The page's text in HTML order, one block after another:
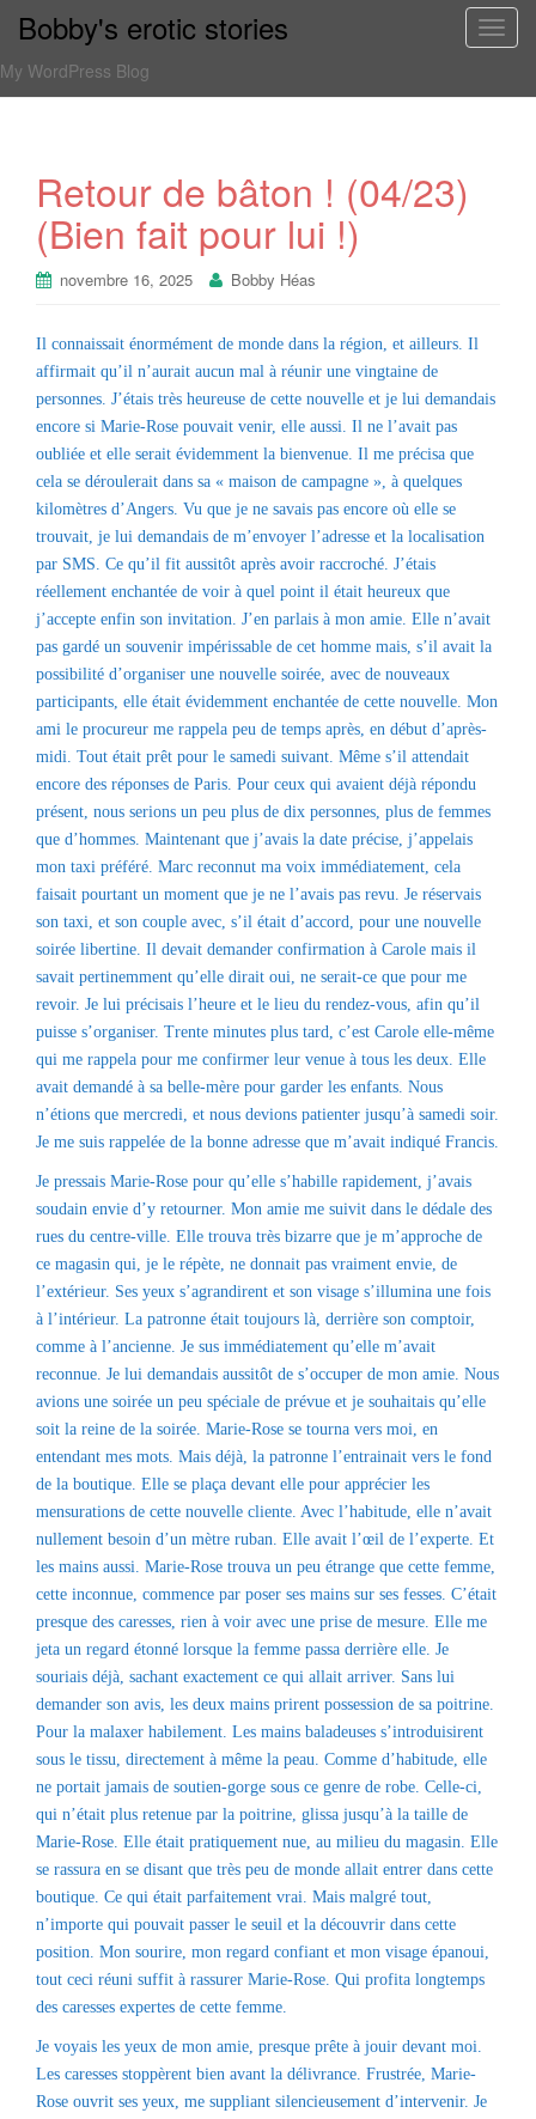
T
Bobby's erotic stories
My WordPress Blog
Retour de bâton ! (04/23)
(Bien fait pour lui !)
novembre 16, 2025 Bobby Héas
Il connaissait énormément de monde dans la région, et ailleurs. Il
affirmait qu’il n’aurait aucun mal à réunir une vingtaine de
personnes. J’étais très heureuse de cette nouvelle et je lui demandais
encore si Marie-Rose pouvait venir, elle aussi. Il ne l’avait pas
oubliée et elle serait évidemment la bienvenue. Il me précisa que
cela se déroulerait dans sa « maison de campagne », à quelques
kilomètres d’Angers. Vu que je ne savais pas encore où elle se
trouvait, je lui demandais de m’envoyer l’adresse et la localisation
par SMS. Ce qu’il fit aussitôt après avoir raccroché. J’étais
réellement enchantée de voir à quel point il était heureux que
j’accepte enfin son invitation. J’en parlais à mon amie. Elle n’avait
pas gardé un souvenir impérissable de cet homme mais, s’il avait la
possibilité d’organiser une nouvelle soirée, avec de nouveaux
participants, elle était évidemment enchantée de cette nouvelle. Mon
ami le procureur me rappela peu de temps après, en début d’après-
midi. Tout était prêt pour le samedi suivant. Même s’il attendait
encore des réponses de Paris. Pour ceux qui avaient déjà répondu
présent, nous serions un peu plus de dix personnes, plus de femmes
que d’hommes. Maintenant que j’avais la date précise, j’appelais
mon taxi préféré. Marc reconnut ma voix immédiatement, cela
faisait pourtant un moment que je ne l’avais pas revu. Je réservais
son taxi, et son couple avec, s’il était d’accord, pour une nouvelle
soirée libertine. Il devait demander confirmation à Carole mais il
savait pertinemment qu’elle dirait oui, ne serait-ce que pour me
revoir. Je lui précisais l’heure et le lieu du rendez-vous, afin qu’il
puisse s’organiser. Trente minutes plus tard, c’est Carole elle-même
qui me rappela pour me confirmer leur venue à tous les deux. Elle
avait demandé à sa belle-mère pour garder les enfants. Nous
n’étions que mercredi, et nous devions patienter jusqu’à samedi soir.
Je me suis rappelée de la bonne adresse que m’avait indiqué Francis.
Je pressais Marie-Rose pour qu’elle s’habille rapidement, j’avais
soudain envie d’y retourner. Mon amie me suivit dans le dédale des
rues du centre-ville. Elle trouva très bizarre que je m’approche de
ce magasin qui, je le répète, ne donnait pas vraiment envie, de
l’extérieur. Ses yeux s’agrandirent et son visage s’illumina une fois
à l’intérieur. La patronne était toujours là, derrière son comptoir,
comme à l’ancienne. Je sus immédiatement qu’elle m’avait
reconnue. Je lui demandais aussitôt de s’occuper de mon amie. Nous
avions une soirée un peu spéciale de prévue et je souhaitais qu’elle
soit la reine de la soirée. Marie-Rose se tourna vers moi, en
entendant mes mots. Mais déjà, la patronne l’entrainait vers le fond
de la boutique. Elle se plaça devant elle pour apprécier les
mensurations de cette nouvelle cliente. Avec l’habitude, elle n’avait
nullement besoin d’un mètre ruban. Elle avait l’œil de l’experte. Et
les mains aussi. Marie-Rose trouva un peu étrange que cette femme,
cette inconnue, commence par poser ses mains sur ses fesses. C’était
presque des caresses, rien à voir avec une prise de mesure. Elle me
jeta un regard étonné lorsque la femme passa derrière elle. Je
souriais déjà, sachant exactement ce qui allait arriver. Sans lui
demander son avis, les deux mains prirent possession de sa poitrine.
Pour la malaxer habilement. Les mains baladeuses s’introduisirent
sous le tissu, directement à même la peau. Comme d’habitude, elle
ne portait jamais de soutien-gorge sous ce genre de robe. Celle-ci,
qui n’était plus retenue par la poitrine, glissa jusqu’à la taille de
Marie-Rose. Elle était pratiquement nue, au milieu du magasin. Elle
se rassura en se disant que très peu de monde allait entrer dans cette
boutique. Ce qui était parfaitement vrai. Mais malgré tout,
n’importe qui pouvait passer le seuil et la découvrir dans cette
position. Mon sourire, mon regard confiant et mon visage épanoui,
tout ceci réuni suffit à rassurer Marie-Rose. Qui profita longtemps
des caresses expertes de cette femme.
Je voyais les yeux de mon amie, presque prête à jouir devant moi.
Les caresses stoppèrent bien avant la délivrance. Frustrée, Marie-
Rose ouvrit ses yeux, me suppliant silencieusement d’intervenir. Je